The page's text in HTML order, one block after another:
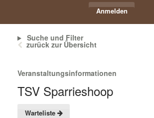
Anmelden
Suche und Filter
zurück zur Übersicht
Veranstaltungsinformationen
TSV Sparrieshoop
Warteliste